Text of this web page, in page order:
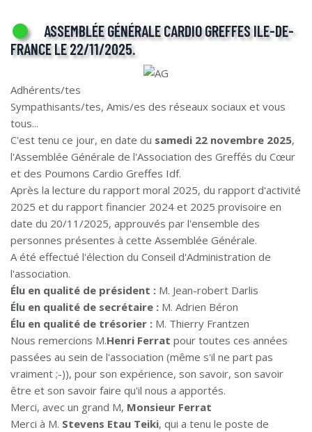
ASSEMBLÉE GÉNÉRALE CARDIO GREFFES ILE-DE-
FRANCE LE 22/11/2025.
Adhérents/tes
Sympathisants/tes, Amis/es des réseaux sociaux et vous
tous...
C'est tenu ce jour, en date du samedi 22 novembre 2025,
l'Assemblée Générale de l'Association des Greffés du Cœur
et des Poumons Cardio Greffes Idf.
Après la lecture du rapport moral 2025, du rapport d'activité
2025 et du rapport financier 2024 et 2025 provisoire en
date du 20/11/2025, approuvés par l'ensemble des
personnes présentes à cette Assemblée Générale.
A été effectué l'élection du Conseil d'Administration de
l'association.
Élu en qualité de président : M. Jean-robert Darlis
Élu en qualité de secrétaire : M. Adrien Béron
Élu en qualité de trésorier : M. Thierry Frantzen
Nous remercions M.Henri Ferrat pour toutes ces années
passées au sein de l'association (même s'il ne part pas
vraiment ;-)), pour son expérience, son savoir, son savoir
être et son savoir faire qu'il nous a apportés.
Merci, avec un grand M, Monsieur Ferrat
Merci à M. Stevens Etau Teiki, qui a tenu le poste de